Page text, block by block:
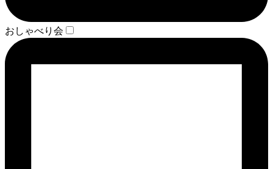
おしゃべり会